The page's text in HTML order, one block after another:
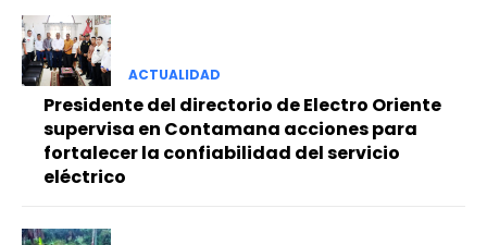
ACTUALIDAD
Presidente del directorio de Electro Oriente
supervisa en Contamana acciones para
fortalecer la confiabilidad del servicio
eléctrico